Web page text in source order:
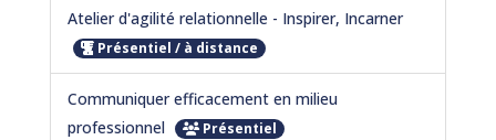
Atelier d'agilité relationnelle - Inspirer, Incarner
Présentiel / à distance
Communiquer efficacement en milieu
professionnel
Présentiel